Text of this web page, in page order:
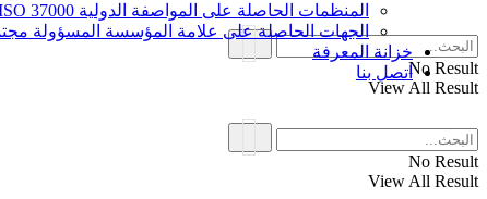
No Result
View All Result
المنظمات الحاصلة على المواصفة الدولية ISO 37000 للحوكمة
الجهات الحاصلة على علامة المؤسسة المسؤولة
خزانة المعرفة
اتصل بنا
No Result
View All Result